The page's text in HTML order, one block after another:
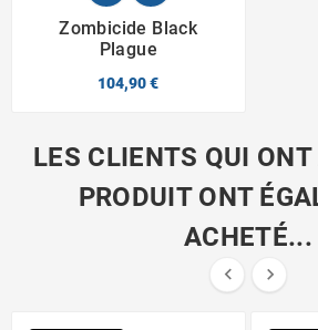
Zombicide Black
Plague
104,90 €
LES CLIENTS QUI
PRODUIT ONT
ACHETÉ...
 